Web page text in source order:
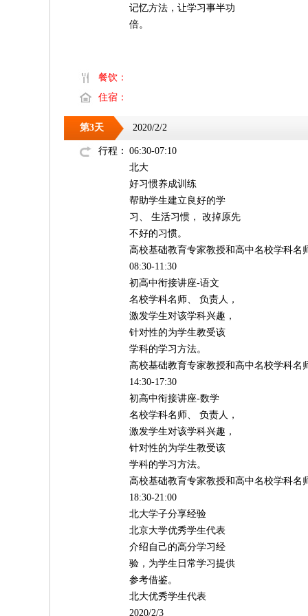
记忆方法，让学习事半功
倍。
餐饮：
住宿：
第3天 2020/2/2
行程： 06:30-07:10
北大
好习惯养成训练
帮助学生建立良好的学
习、 生活习惯， 改掉原先
不好的习惯。
高校基础教育专家教授和高中名校学科名
08:30-11:30
初高中衔接讲座-语文
名校学科名师、 负责人，
激发学生对该学科兴趣，
针对性的为学生教受该
学科的学习方法。
高校基础教育专家教授和高中名校学科名
14:30-17:30
初高中衔接讲座-数学
名校学科名师、 负责人，
激发学生对该学科兴趣，
针对性的为学生教受该
学科的学习方法。
高校基础教育专家教授和高中名校学科名
18:30-21:00
北大学子分享经验
北京大学优秀学生代表
介绍自己的高分学习经
验，为学生日常学习提供
参考借鉴。
北大优秀学生代表
2020/2/3